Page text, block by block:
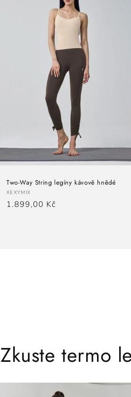
Two-Way String legíny kávově hnědé
Dodavatel:
XEXYMIX
Běžná
1.899,00 Kč
Zkuste termo